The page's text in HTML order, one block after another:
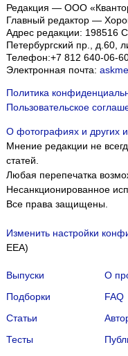
Редакция — ООО
Главный редактор —
Адрес редакции: 198516
Петербургский пр., д.60,
Телефон:+7 812 640-06-
Электронная почта:
Политика
Пользовательское
О фотографиях и других
Мнение редакции не
статей.
Любая перепечатка
Несанкционированное
Все права защищены.
Изменить настройки
EEA)
Выпуски
Подборки
Статьи
Тесты
О
FAQ